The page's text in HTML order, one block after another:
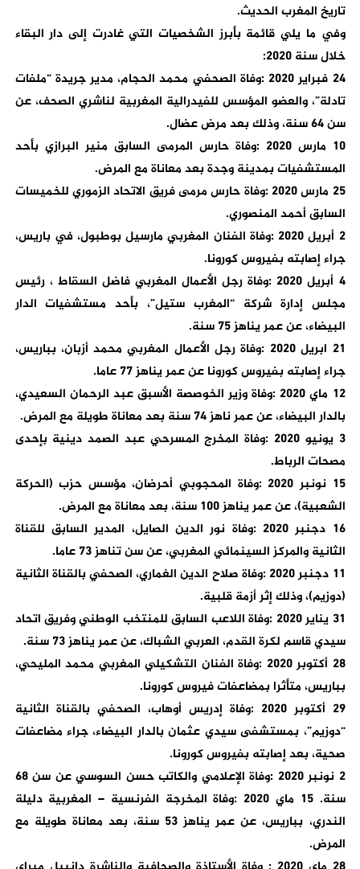
تاريخ المغرب الحديث.
وفي ما يلي قائمة بأبرز الشخصيات التي غادرت إلى دار البقاء
خلال سنة 2020:
24 فبراير 2020 :وفاة الصحفي محمد الحجام، مدير جريدة “ملفات
تادلة”، والعضو المؤسس للفيدرالية المغربية لناشري الصحف، عن
سن 64 سنة، وذلك بعد مرض عضال.
10 مارس 2020 :وفاة حارس المرمى السابق منير البرازي بأحد
المستشفيات بمدينة وجدة بعد معاناة مع المرض.
25 مارس 2020 :وفاة حارس مرمى فريق الاتحاد الزموري للخميسات
السابق أحمد المنصوري.
2 أبريل 2020 :وفاة الفنان المغربي مارسيل بوطبول، في باريس،
جراء إصابته بفيروس كورونا.
4 أبريل 2020 :وفاة رجل الأعمال المغربي فاضل السقاط ، رئيس
مجلس إدارة شركة “المغرب ستيل”، بأحد مستشفيات الدار
البيضاء، عن عمر يناهز 75 سنة.
21 ابريل 2020 :وفاة رجل الأعمال المغربي محمد أزبان، بباريس،
جراء إصابته بفيروس كورونا عن عمر يناهز 77 عاما.
12 ماي 2020 :وفاة وزير الخوصصة الأسبق عبد الرحمان السعيدي،
بالدار البيضاء، عن عمر ناهز 74 سنة بعد معاناة طويلة مع المرض.
3 يونيو 2020 :وفاة المخرج المسرحي عبد الصمد دينية بإحدى
مصحات الرباط.
15 نونبر 2020 :وفاة المحجوبي أحرضان، مؤسس حزب (الحركة
الشعبية)، عن عمر يناهز 100 سنة، بعد معاناة مع المرض.
16 دجنبر 2020 :وفاة نور الدين الصايل، المدير السابق للقناة
الثانية والمركز السينمائي المغربي، عن سن تناهز 73 عاما.
11 دجنبر 2020 :وفاة صلاح الدين الغماري، الصحفي بالقناة الثانية
(دوزيم)، وذلك إثر أزمة قلبية.
31 يناير 2020 :وفاة اللاعب السابق للمنتخب الوطني وفريق اتحاد
سيدي قاسم لكرة القدم، العربي الشباك، عن عمر يناهز 73 سنة.
28 أكتوبر 2020 :وفاة الفنان التشكيلي المغربي محمد المليحي،
بباريس، متأثرا بمضاعفات فيروس كورونا.
29 أكتوبر 2020 :وفاة إدريس أوهاب، الصحفي بالقناة الثانية
“دوزيم”، بمستشفى سيدي عثمان بالدار البيضاء، جراء مضاعفات
صحية، بعد إصابته بفيروس كورونا.
2 نونبر 2020 :وفاة الإعلامي والكاتب حسن السوسي عن سن 68
سنة. 15 ماي 2020 :وفاة المخرجة الفرنسية – المغربية دليلة
الندري، بباريس، عن عمر يناهز 53 سنة، بعد معاناة طويلة مع
المرض.